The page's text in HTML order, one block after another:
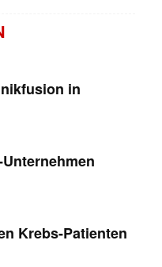
in
Krebs-Patienten